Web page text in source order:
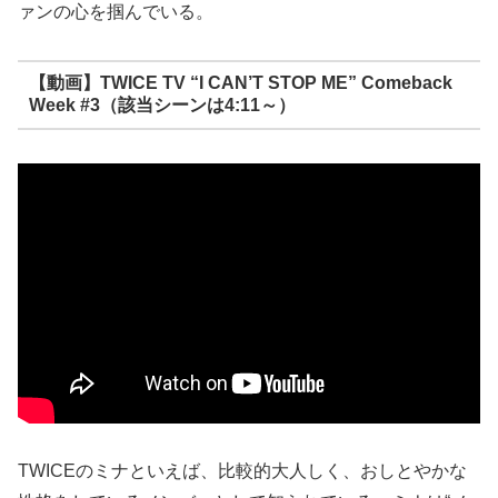
ァンの心を掴んでいる。
【動画】TWICE TV “I CAN’T STOP ME” Comeback
Week #3（該当シーンは4:11～）
TWICEのミナといえば、比較的大人しく、おしとやかな